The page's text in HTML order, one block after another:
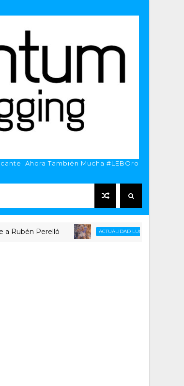
Ahora También Mucha #LEBOro
Perelló ACTUALIDAD LUCENTUM